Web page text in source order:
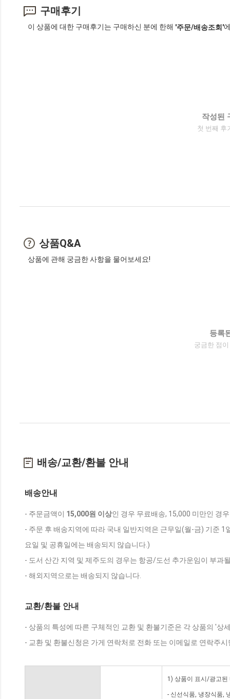
구매후기
이 상품에 대한 구매후기는 구매하신 분에 한해 '주문/배송조회'
작성된
첫 번째 후
상품Q&A
상품에 관해 궁금한 사항을 물어보세요!
등록
궁금한 점
배송/교환/환불 안내
배송안내
- 주문금액이 15,000원 이상인 경우 무료배송, 15,000 미만인 경
- 주문 후 배송지역에 따라 국내 일반지역은 근무일(월-금) 기준
요일 및 공휴일에는 배송되지 않습니다.)
- 도서 산간 지역 및 제주도의 경우는 항공/도선 추가운임이 부과
- 해외지역으로는 배송되지 않습니다.
교환/환불 안내
- 상품의 특성에 따른 구체적인 교환 및 환불기준은 각 상품의 '상
- 교환 및 환불신청은 가게 연락처로 전화 또는 이메일로 연락주
1) 상품이 표시/광고된
- 신선식품, 냉장식품,